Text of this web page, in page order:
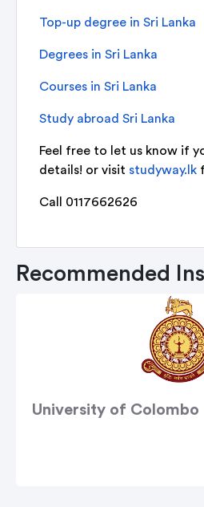
Top-up degree in Sri Lanka
Degrees in Sri Lanka
Courses in Sri Lanka
Study abroad Sri Lanka
Feel free to let us know if
details! or visit studyway.lk
Call 0117662626
Recommended
University of Colombo